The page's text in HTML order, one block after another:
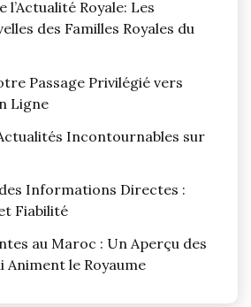
l’Actualité Royale: Les
des Familles Royales du
Passage Privilégié vers
Ligne
Incontournables sur
Informations Directes :
Fiabilité
au Maroc : Un Aperçu des
Animent le Royaume